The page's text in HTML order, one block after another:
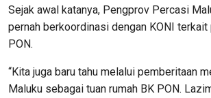
Sejak awal katanya, Pengprov Percasi
pernah berkoordinasi dengan KONI terkait
PON.
“Kita juga baru tahu melalui pemberitaan
Maluku sebagai tuan rumah BK PON.